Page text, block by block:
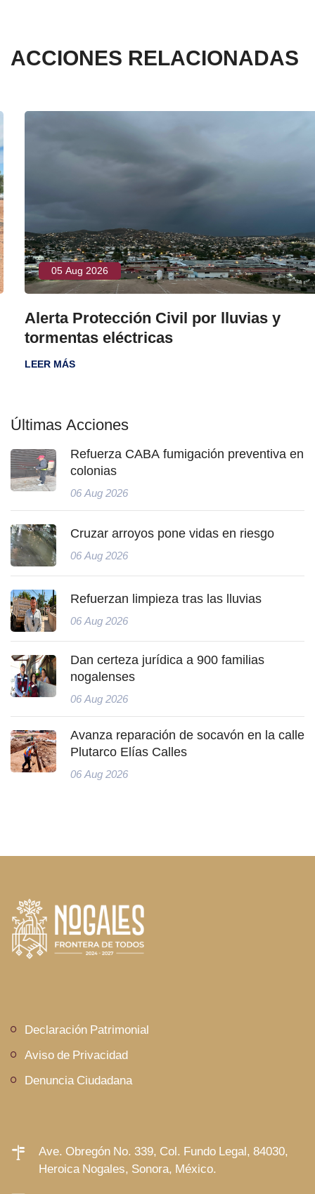
ACCIONES RELACIONADAS
05 Aug 2026
Alerta Protección Civil por lluvias y
tormentas eléctricas
LEER MÁS
Últimas Acciones
Refuerza CABA fumigación preventiva en
colonias
06 Aug 2026
Cruzar arroyos pone vidas en riesgo
06 Aug 2026
Refuerzan limpieza tras las lluvias
06 Aug 2026
Dan certeza jurídica a 900 familias
nogalenses
06 Aug 2026
Avanza reparación de socavón en la calle
Plutarco Elías Calles
06 Aug 2026
Declaración Patrimonial
Aviso de Privacidad
Denuncia Ciudadana
Ave. Obregón No. 339, Col. Fundo Legal, 84030,
Heroica Nogales, Sonora, México.